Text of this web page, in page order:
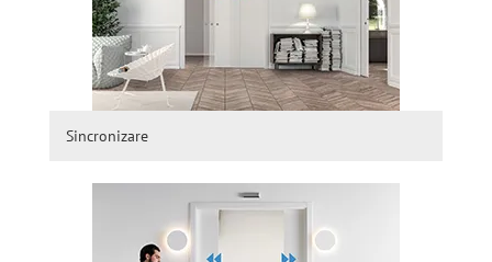
Sincronizare